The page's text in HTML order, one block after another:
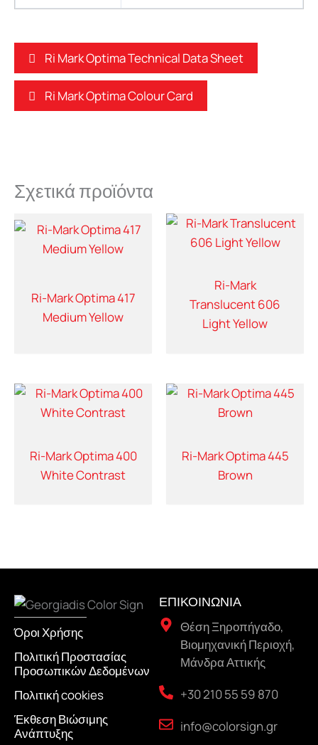
Ri Mark Optima Technical Data Sheet
Ri Mark Optima Colour Card
Σχετικά προϊόντα
Ri-Mark Optima 417
Medium Yellow
Ri-Mark
Translucent 606
Light Yellow
Ri-Mark Optima 400
White Contrast
Ri-Mark Optima 445
Brown
Όροι Χρήσης
Πολιτική Προστασίας
Προσωπικών Δεδομένων
Πολιτική cookies
Έκθεση Βιώσιμης
Ανάπτυξης
ΕΠΙΚΟΙΝΩΝΙΑ
Θέση Ξηροπήγαδο,
Βιομηχανική Περιοχή,
Μάνδρα Αττικής
+30 210 55 59 870
info@colorsign.gr